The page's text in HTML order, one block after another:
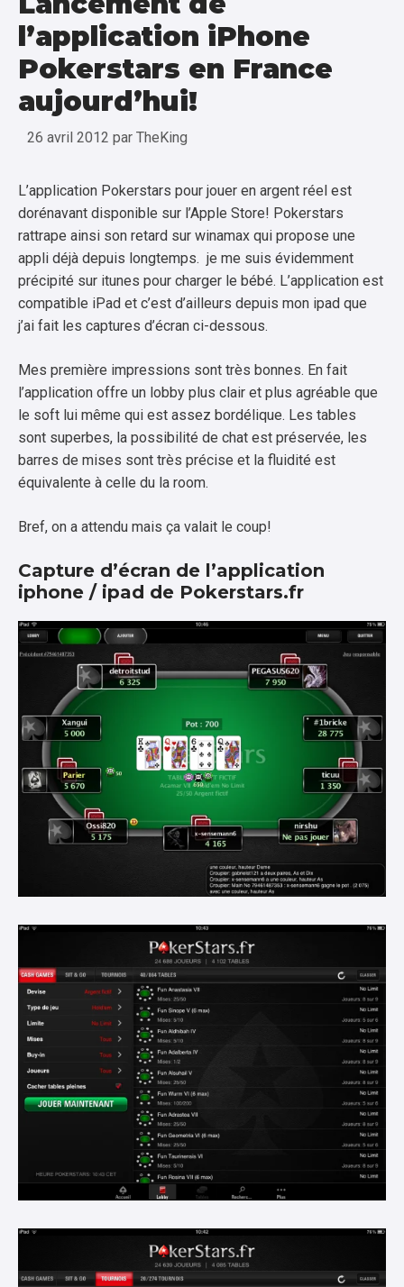
l’application iPhone
Pokerstars en France
aujourd’hui!
26 avril 2012 par TheKing
L’application Pokerstars pour jouer en argent réel est
dorénavant disponible sur l’Apple Store! Pokerstars
rattrape ainsi son retard sur winamax qui propose une
appli déjà depuis longtemps. je me suis évidemment
précipité sur itunes pour charger le bébé. L’application est
compatible iPad et c’est d’ailleurs depuis mon ipad que
j’ai fait les captures d’écran ci-dessous.
Mes première impressions sont très bonnes. En fait
l’application offre un lobby plus clair et plus agréable que
le soft lui même qui est assez bordélique. Les tables
sont superbes, la possibilité de chat est préservée, les
barres de mises sont très précise et la fluidité est
équivalente à celle du la room.
Bref, on a attendu mais ça valait le coup!
Capture d’écran de l’application
iphone / ipad de Pokerstars.fr